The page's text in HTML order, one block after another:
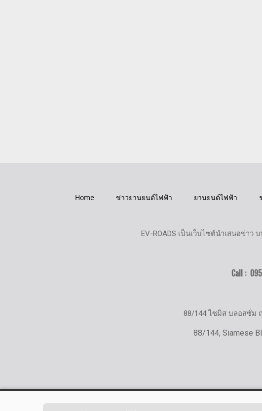
Home ข่าวยานยนต์ไฟฟ้า ยานยนต์ไฟฟ้า
EV-ROADS เป็นเว็บไซต์นำเสนอข่า
Call :
88/144 ไซมิส บลอสซั่ม
88/144, Siamese